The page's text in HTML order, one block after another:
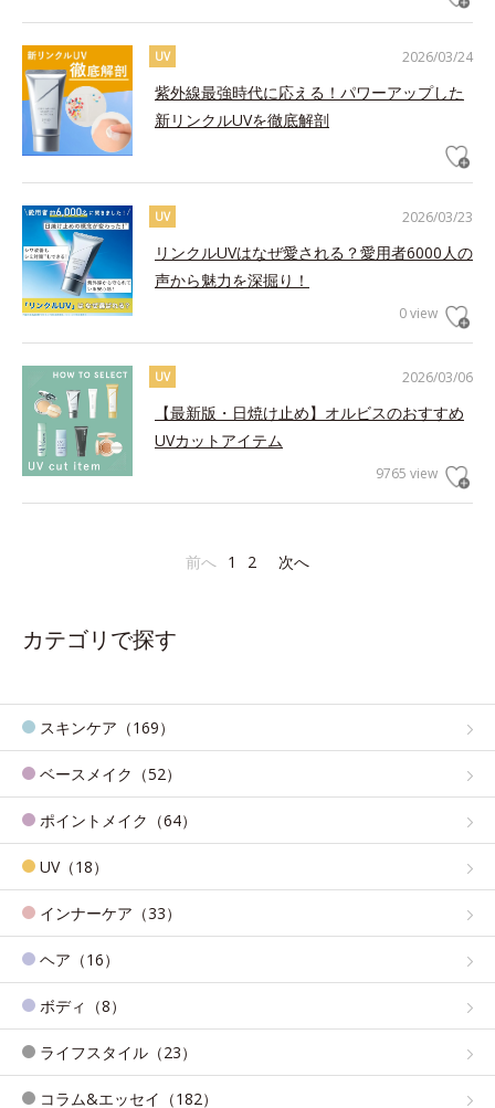
2026/03/24
UV
紫外線最強時代に応える！パワーアップした
新リンクルUVを徹底解剖
2026/03/23
UV
リンクルUVはなぜ愛される？愛用者6000人の
声から魅力を深掘り！
0 view
2026/03/06
UV
【最新版・日焼け止め】オルビスのおすすめ
UVカットアイテム
9765 view
前へ 1 2 次へ
カテゴリで探す
スキンケア（169）
ベースメイク（52）
ポイントメイク（64）
UV（18）
インナーケア（33）
ヘア（16）
ボディ（8）
ライフスタイル（23）
コラム&エッセイ（182）